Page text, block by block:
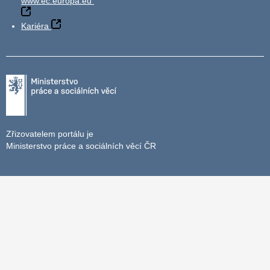
Kariéra
Zřizovatelem portálu je
Ministerstvo práce a sociálních věcí ČR